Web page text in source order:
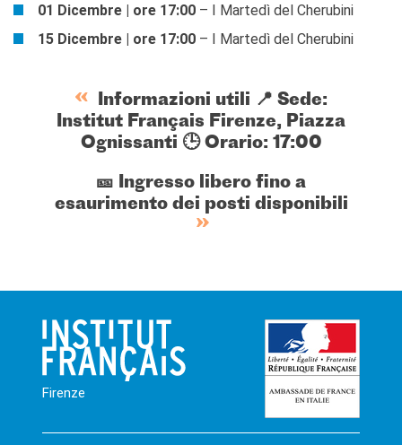
01 Dicembre | ore 17:00 – I Martedì del Cherubini
15 Dicembre | ore 17:00 – I Martedì del Cherubini
Informazioni utili 📍 Sede:
Institut Français Firenze, Piazza
Ognissanti 🕒 Orario: 17:00
🎫 Ingresso libero fino a
esaurimento dei posti disponibili
Firenze